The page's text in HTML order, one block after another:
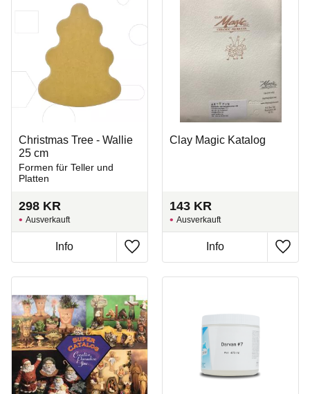
Christmas Tree - Wallie
25 cm
Formen für Teller und
Platten
298 KR
Zu Favoriten hinzufügen
Ausverkauft
Clay Magic Katalog
143 KR
Zu
Ausverkauft